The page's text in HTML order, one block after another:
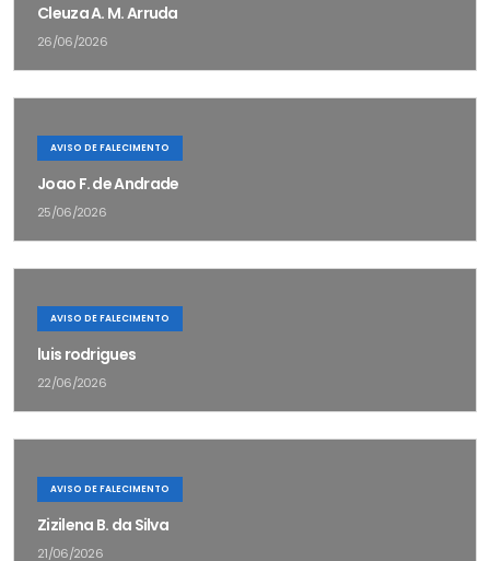
Cleuza A. M. Arruda
26/06/2026
AVISO DE FALECIMENTO
Joao F. de Andrade
25/06/2026
AVISO DE FALECIMENTO
luis rodrigues
22/06/2026
AVISO DE FALECIMENTO
Zizilena B. da Silva
21/06/2026